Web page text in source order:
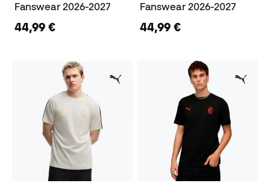
Fanswear 2026-2027
44,99 €
Fanswear 2026-2027
44,99 €